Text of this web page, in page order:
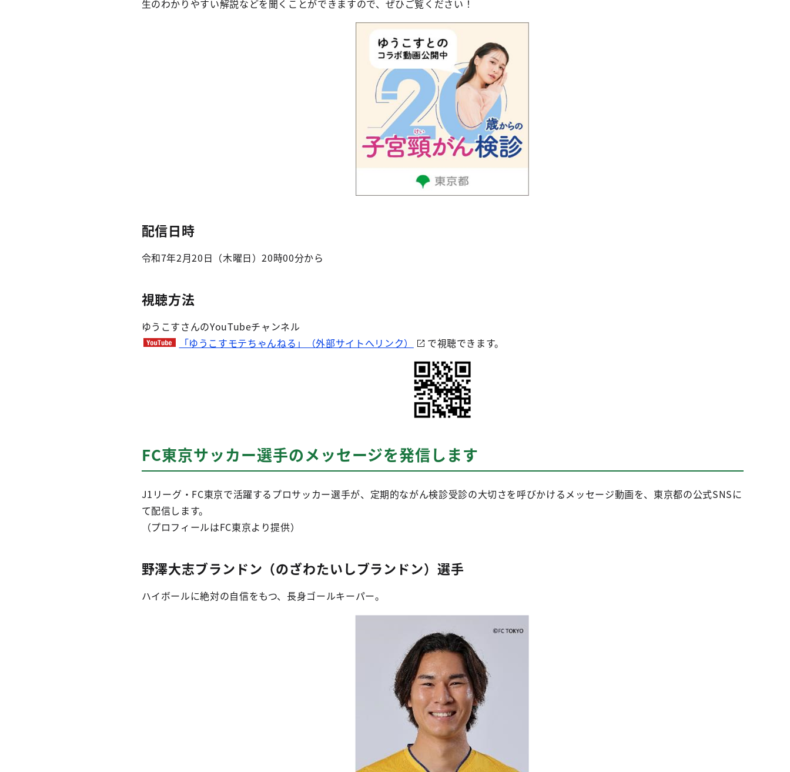
生のわかりやすい解説などを聞くことができますので、ぜひご覧ください！
配信日時
令和7年2月20日（木曜日）20時00分から
視聴方法
ゆうこすさんのYouTubeチャンネル
「ゆうこすモテちゃんねる」（外部サイトへリンク）
で視聴できます。
FC東京サッカー選手のメッセージを発信します
J1リーグ・FC東京で活躍するプロサッカー選手が、定期的ながん検診受診の大切さを呼びかけるメッセージ動画を、東京都の公式SNSに
て配信します。
（プロフィールはFC東京より提供）
野澤大志ブランドン（のざわたいしブランドン）選手
ハイボールに絶対の自信をもつ、長身ゴールキーパー。